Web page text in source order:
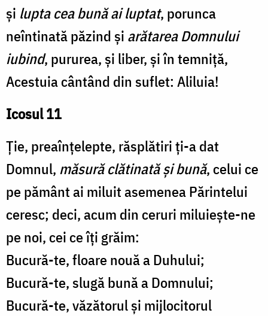
și lupta cea bună ai luptat, porunca
neîntinată păzind și arătarea Domnului
iubind, pururea, și liber, și în temniță,
Acestuia cântând din suflet: Aliluia!
Icosul 11
Ție, preaînțelepte, răsplătiri ți-a dat
Domnul, măsură clătinată și bună, celui ce
pe pământ ai miluit asemenea Părintelui
ceresc; deci, acum din ceruri miluiește-ne
pe noi, cei ce îți grăim:
Bucură-te, floare nouă a Duhului;
Bucură-te, slugă bună a Domnului;
Bucură-te, văzătorul și mijlocitorul